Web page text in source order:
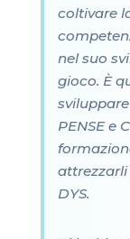
coltivare
nel suo
gioco. È
PENSE e
DYS.